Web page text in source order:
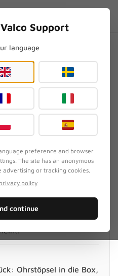
starten
Laden
Ladebox leuchtet. Die
nichts, obwohl die Box
Ohrstöpsel in die Box,
Support
language
preference and browser
The site has an anonymous
advertising or tracking cookies.
policy
continue